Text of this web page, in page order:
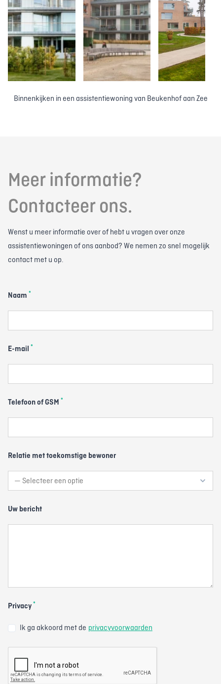
Binnenkijken in een assistentiewoning van Beukenhof aan Zee
Meer informatie?
Contacteer ons.
Wenst u meer informatie over of hebt u vragen over onze
assistentiewoningen of ons aanbod? We nemen zo snel mogelijk
contact met u op.
Naam *
E-mail *
Telefoon of GSM *
Relatie met toekomstige bewoner
Uw bericht
Privacy *
Ik ga akkoord met de privacyvoorwaarden